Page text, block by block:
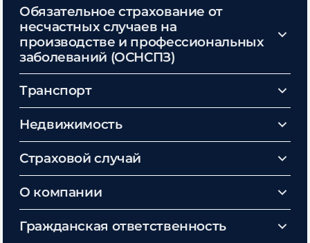
Обязательное страхование от
несчастных случаев на
производстве и профессиональных
заболеваний (ОСНСПЗ)
Транспорт
Недвижимость
Страховой случай
О компании
Гражданская ответственность